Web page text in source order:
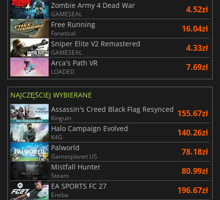
Zombie Army 4 Dead War
GAMESEAL 4.52zł
Free Running
Fanatical 16.04zł
Sniper Elite V2 Remastered
GAMESEAL 4.33zł
Arca's Path VR
LOADED 7.69zł
NAJCZĘŚCIEJ WYBIERANE
Assassin's Creed Black Flag Resynced
Kinguin 155.67zł
Halo Campaign Evolved
K4G 140.26zł
Palworld
Gamesplanet US 78.18zł
Mistfall Hunter
Steam 80.99zł
EA SPORTS FC 27
Eneba 196.67zł